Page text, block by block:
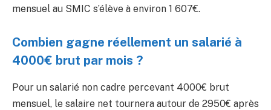
mensuel au SMIC s’élève à environ 1 607€.
Combien gagne réellement un salarié à
4000€ brut par mois ?
Pour un salarié non cadre percevant 4000€ brut
mensuel, le salaire net tournera autour de 2950€ après